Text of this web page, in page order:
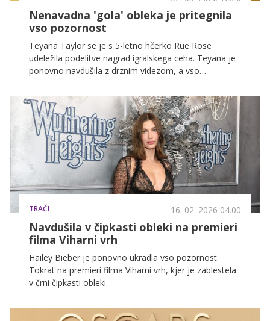
Nenavadna 'gola' obleka je pritegnila
vso pozornost
Teyana Taylor se je s 5-letno hčerko Rue Rose
udeležila podelitve nagrad igralskega ceha. Teyana je
ponovno navdušila z drznim videzom, a vso
TRAČI 16. 02. 2026 04.00
Navdušila v čipkasti obleki na premieri
filma Viharni vrh
Hailey Bieber je ponovno ukradla vso pozornost.
Tokrat na premieri filma Viharni vrh, kjer je zablestela
v črni čipkasti obleki.